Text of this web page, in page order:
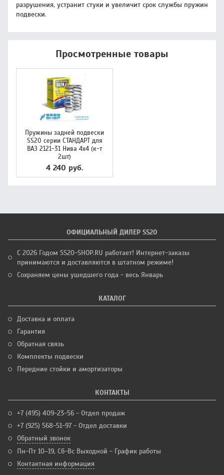
разрушения, устранит стуки и увеличит срок службы пружин
подвески.
Просмотренные товары
Пружины задней подвески
SS20 серии СТАНДАРТ для
ВАЗ 2121-31 Нива 4х4 (к-т
2шт)
4 240 руб.
ОФИЦИАЛЬНЫЙ ДИЛЕР SS20
С 2026 Годом SS20-SHOP.RU работает! Интернет-заказы
принимаются и доставляются в штатном режиме!
Сохраняем цены ушедшего года - весь Январь
КАТАЛОГ
Доставка и оплата
Гарантия
Обратная связь
Комплекты подвески
Передние стойки и амортизаторы
КОНТАКТЫ
+7 (495) 409-23-56 - Отдел продаж
+7 (925) 568-51-97 - Отдел доставки
Обратный звонок
Пн-Пт 10–19, Сб-Вс Выходной - График работы
Контактная информация